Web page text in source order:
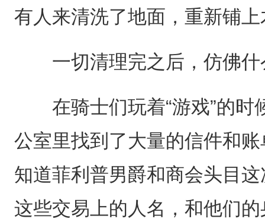
有人来清洗了地面，重新铺
一切清理完之后，仿佛什
在骑士们玩着“游戏”的时
公室里找到了大量的信件和
知道菲利普男爵和商会头目
这些交易上的人名，和他们